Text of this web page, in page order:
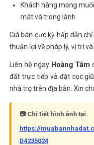
Khách hàng mong
mát và trong lành.
Giá bán cực kỳ hấp dẫn chỉ
thuận lợi về pháp lý, vị trí
Liên hệ ngay Hoàng Tâm
đất trực tiếp và đặt cọc
nhà trọ trên địa bàn. Xin
📷 Chi tiết hình ảnh tại:
https://
D4235024